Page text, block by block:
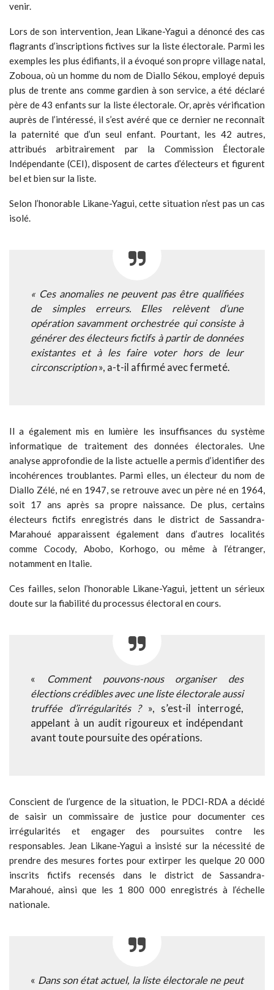
venir.
Lors de son intervention, Jean Likane-Yagui a dénoncé des cas
flagrants d’inscriptions fictives sur la liste électorale. Parmi les
exemples les plus édifiants, il a évoqué son propre village natal,
Zoboua, où un homme du nom de Diallo Sékou, employé depuis
plus de trente ans comme gardien à son service, a été déclaré
père de 43 enfants sur la liste électorale. Or, après vérification
auprès de l’intéressé, il s’est avéré que ce dernier ne reconnaît
la paternité que d’un seul enfant. Pourtant, les 42 autres,
attribués arbitrairement par la Commission Électorale
Indépendante (CEI), disposent de cartes d’électeurs et figurent
bel et bien sur la liste.
Selon l’honorable Likane-Yagui, cette situation n’est pas un cas
isolé.
« Ces anomalies ne peuvent pas être qualifiées
de simples erreurs. Elles relèvent d’une
opération savamment orchestrée qui consiste à
générer des électeurs fictifs à partir de données
existantes et à les faire voter hors de leur
circonscription», a-t-il affirmé avec fermeté.
Il a également mis en lumière les insuffisances du système
informatique de traitement des données électorales. Une
analyse approfondie de la liste actuelle a permis d’identifier des
incohérences troublantes. Parmi elles, un électeur du nom de
Diallo Zélé, né en 1947, se retrouve avec un père né en 1964,
soit 17 ans après sa propre naissance. De plus, certains
électeurs fictifs enregistrés dans le district de Sassandra-
Marahoué apparaissent également dans d’autres localités
comme Cocody, Abobo, Korhogo, ou même à l’étranger,
notamment en Italie.
Ces failles, selon l’honorable Likane-Yagui, jettent un sérieux
doute sur la fiabilité du processus électoral en cours.
«
Comment pouvons-nous organiser des
élections crédibles avec une liste électorale aussi
truffée d’irrégularités ?», s’est-il interrogé,
appelant à un audit rigoureux et indépendant
avant toute poursuite des opérations.
Conscient de l’urgence de la situation, le PDCI-RDA a décidé
de saisir un commissaire de justice pour documenter ces
irrégularités et engager des poursuites contre les
responsables. Jean Likane-Yagui a insisté sur la nécessité de
prendre des mesures fortes pour extirper les quelque 20 000
inscrits fictifs recensés dans le district de Sassandra-
Marahoué, ainsi que les 1 800 000 enregistrés à l’échelle
nationale.
« Dans son état actuel, la liste électorale ne peut